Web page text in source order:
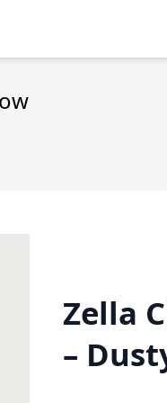
Zella
–